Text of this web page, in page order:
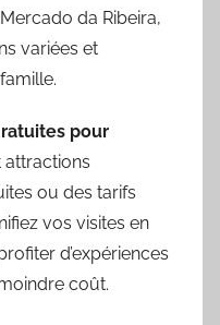
da Ribeira,
variées et
pour
attractions
ou des tarifs
vos visites en
d’expériences
coût.